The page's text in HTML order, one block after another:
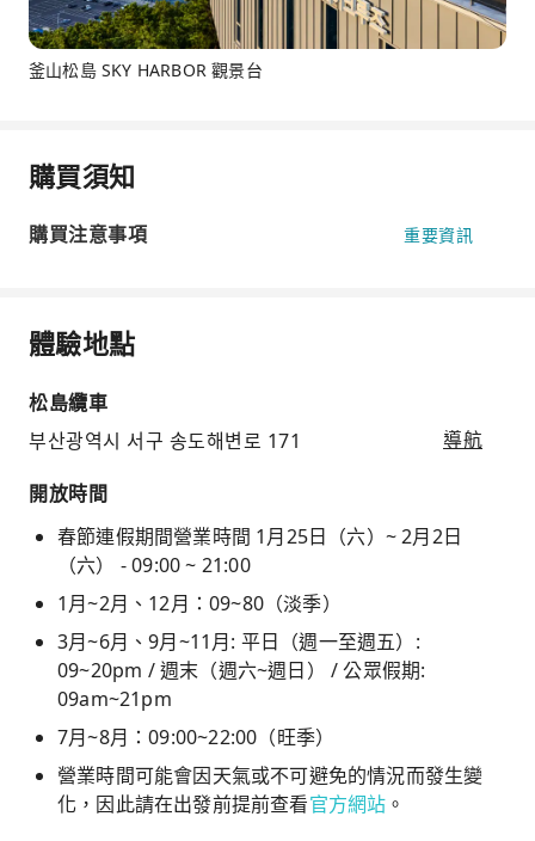
釜山松島 SKY HARBOR 觀景台
購買須知
購買注意事項 重要資訊
體驗地點
松島纜車
부산광역시 서구 송도해변로 171
導航
開放時間
春節連假期間營業時間 1月25日（六）~ 2月2日
（六） - 09:00 ~ 21:00
1月~2月、12月：09~80（淡季）
3月~6月、9月~11月: 平日（週一至週五）:
09~20pm / 週末（週六~週日） / 公眾假期:
09am~21pm
7月~8月：09:00~22:00（旺季）
營業時間可能會因天氣或不可避免的情況而發生變
化，因此請在出發前提前查看官方網站 。